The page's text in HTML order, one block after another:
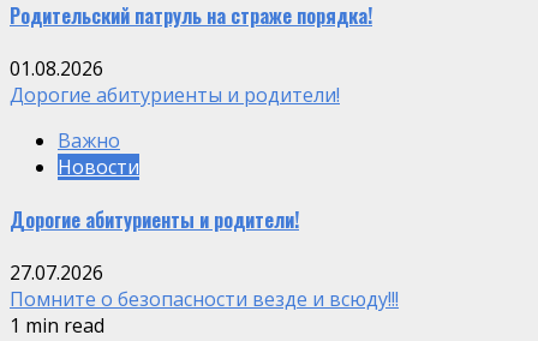
Родительский патруль на страже порядка!
01.08.2026
Дорогие абитуриенты и родители!
Важно
Новости
Дорогие абитуриенты и родители!
27.07.2026
Помните о безопасности везде и всюду!!!
1 min read